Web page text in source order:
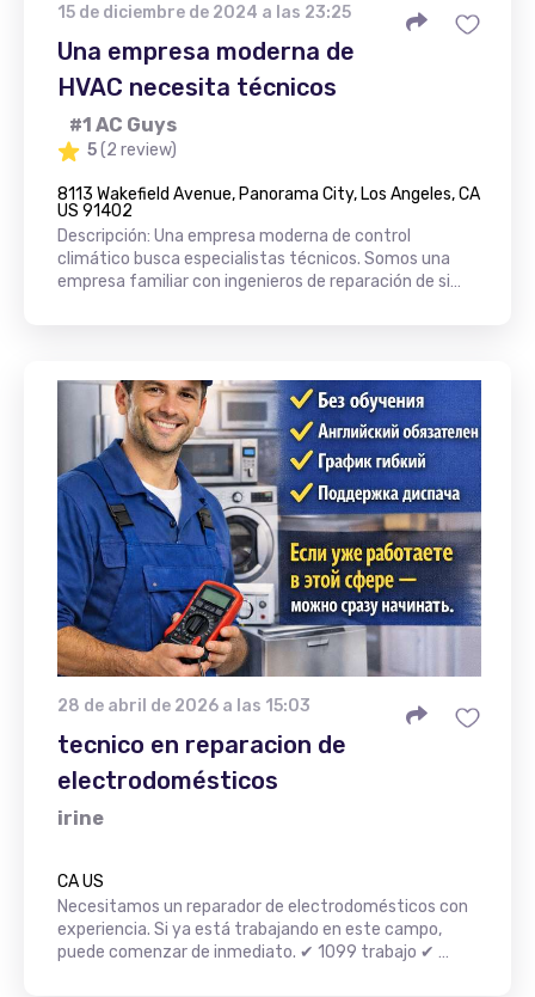
15 de diciembre de 2024 a las 23:25
Una empresa moderna de
HVAC necesita técnicos
#1 AC Guys
5(2 review)
8113 Wakefield Avenue, Panorama City, Los Angeles, CA
US 91402
Descripción: Una empresa moderna de control
climático busca especialistas técnicos. Somos una
empresa familiar con ingenieros de reparación de si…
28 de abril de 2026 a las 15:03
tecnico en reparacion de
electrodomésticos
irine
CA US
Necesitamos un reparador de electrodomésticos con
experiencia. Si ya está trabajando en este campo,
puede comenzar de inmediato. ✔ 1099 trabajo ✔ …